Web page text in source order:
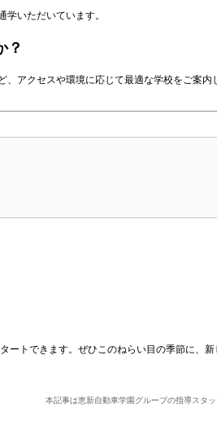
いただいています。
？
アクセスや環境に応じて最適な学校をご案内
ートできます。ぜひこのねらい目の季節に、
本記事は恵新自動車学園グループの指導スタッ